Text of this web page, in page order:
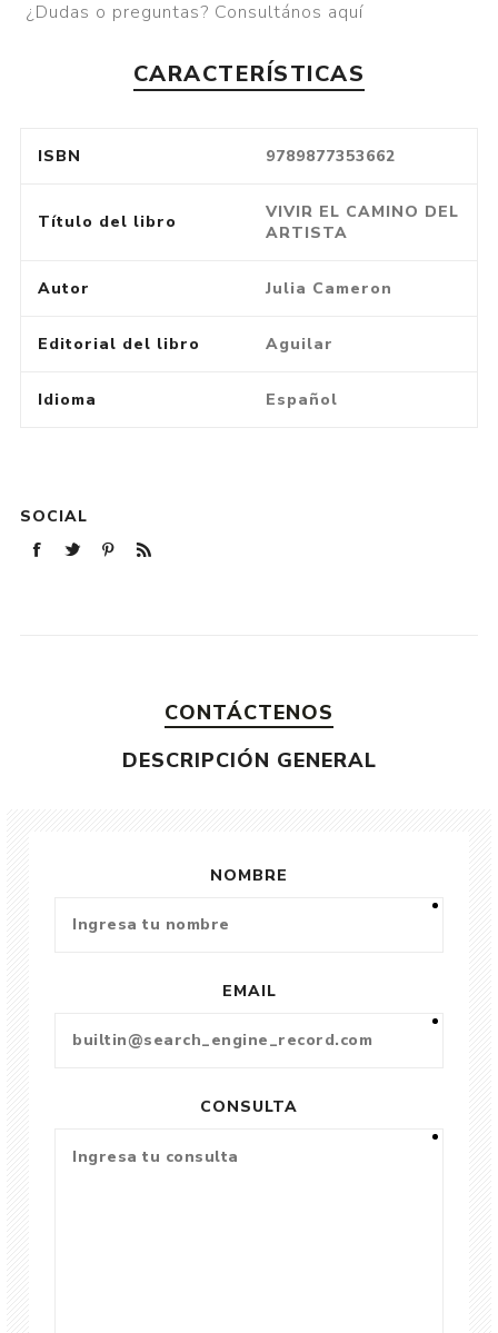
¿Dudas o preguntas? Consultános aquí
CARACTERÍSTICAS
ISBN 9789877353662
Título del libro
VIVIR EL CAMINO DEL
ARTISTA
Autor Julia Cameron
Editorial del libro Aguilar
Idioma Español
SOCIAL
CONTÁCTENOS
DESCRIPCIÓN GENERAL
NOMBRE
EMAIL
CONSULTA